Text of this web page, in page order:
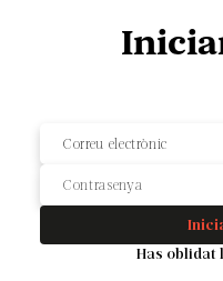
Has oblidat